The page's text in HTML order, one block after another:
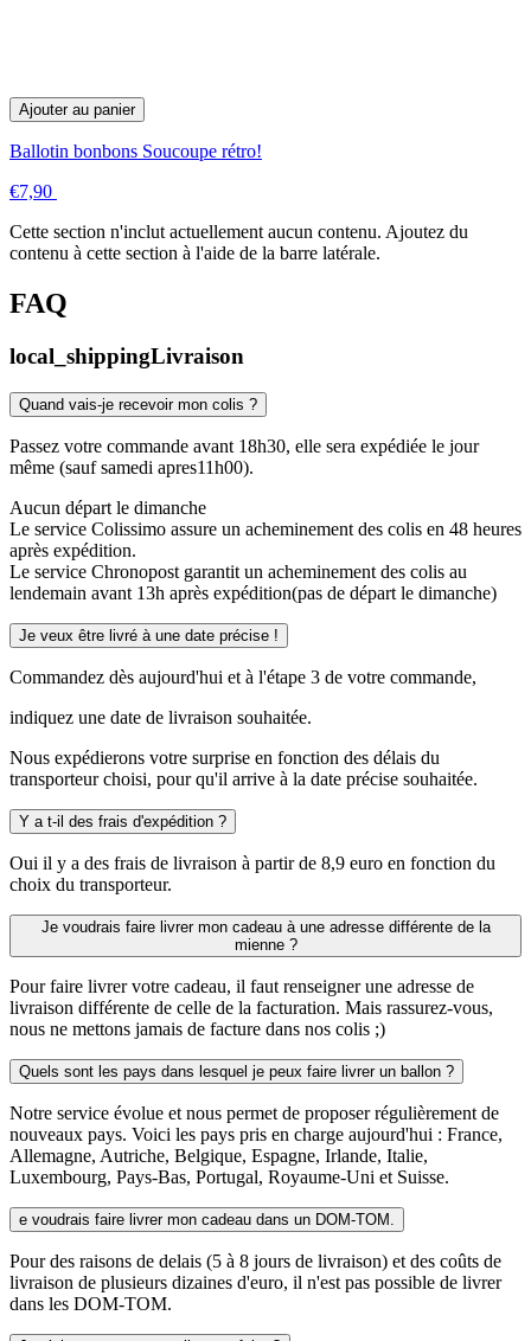
Ajouter au panier
Ballotin bonbons Soucoupe rétro!
€7,90
Cette section n'inclut actuellement aucun contenu. Ajoutez du
contenu à cette section à l'aide de la barre latérale.
FAQ
local_shippingLivraison
Quand vais-je recevoir mon colis ?
Passez votre commande avant 18h30, elle sera expédiée le jour
même (sauf samedi apres11h00).
Aucun départ le dimanche
Le service Colissimo assure un acheminement des colis en 48 heures
après expédition.
Le service Chronopost garantit un acheminement des colis au
lendemain avant 13h après expédition(pas de départ le dimanche)
Je veux être livré à une date précise !
Commandez dès aujourd'hui et à l'étape 3 de votre commande,
indiquez une date de livraison souhaitée.
Nous expédierons votre surprise en fonction des délais du
transporteur choisi, pour qu'il arrive à la date précise souhaitée.
Y a t-il des frais d'expédition ?
Oui il y a des frais de livraison à partir de 8,9 euro en fonction du
choix du transporteur.
Je voudrais faire livrer mon cadeau à une adresse différente de la
mienne ?
Pour faire livrer votre cadeau, il faut renseigner une adresse de
livraison différente de celle de la facturation. Mais rassurez-vous,
nous ne mettons jamais de facture dans nos colis ;)
Quels sont les pays dans lesquel je peux faire livrer un ballon ?
Notre service évolue et nous permet de proposer régulièrement de
nouveaux pays. Voici les pays pris en charge aujourd'hui : France,
Allemagne, Autriche, Belgique, Espagne, Irlande, Italie,
Luxembourg, Pays-Bas, Portugal, Royaume-Uni et Suisse.
e voudrais faire livrer mon cadeau dans un DOM-TOM.
Pour des raisons de delais (5 à 8 jours de livraison) et des coûts de
livraison de plusieurs dizaines d'euro, il n'est pas possible de livrer
dans les DOM-TOM.